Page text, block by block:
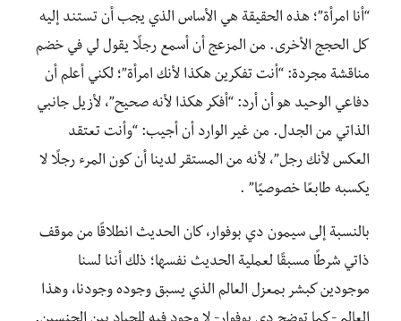
“أنا امرأة”؛ هذه الحقيقة هي الأساس الذي يجب أن تستند إليه
كل الحجج الأخرى. من المزعج أن أسمع رجلًا يقول لي في خضم
مناقشة مجردة: “أنت تفكرين هكذا لأنك امرأة”؛ لكني أعلم أن
دفاعي الوحيد هو أن أرد: “أفكر هكذا لأنه صحيح”، لأزيل جانبي
الذاتي من الجدل. من غير الوارد أن أجيب: “وأنت تعتقد
العكس لأنك رجل”، لأنه من المستقر لدينا أن كون المرء رجلًا لا
يكسبه طابعًا خصوصيًا” .
بالنسبة إلى سيمون دي بوفوار، كان الحديث انطلاقًا من موقف
ذاتي شرطًا مسبقًا لعملية الحديث نفسها؛ ذلك أننا لسنا
موجودين كبشر بمعزل العالم الذي يسبق وجوده وجودنا، وهذا